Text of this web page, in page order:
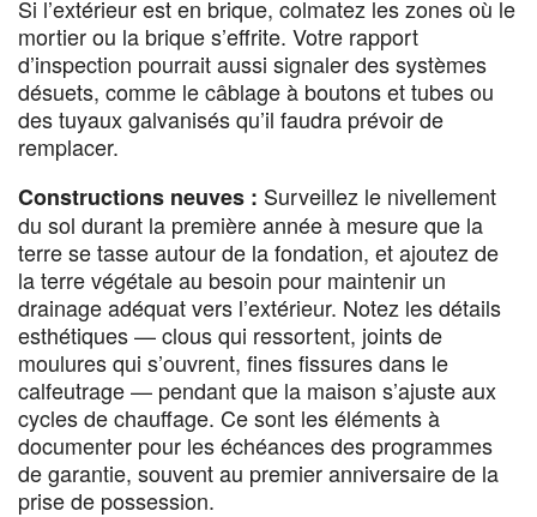
Si l’extérieur est en brique, colmatez les zones où le
mortier ou la brique s’effrite. Votre rapport
d’inspection pourrait aussi signaler des systèmes
désuets, comme le câblage à boutons et tubes ou
des tuyaux galvanisés qu’il faudra prévoir de
remplacer.
Constructions neuves : Surveillez le nivellement
du sol durant la première année à mesure que la
terre se tasse autour de la fondation, et ajoutez de
la terre végétale au besoin pour maintenir un
drainage adéquat vers l’extérieur. Notez les détails
esthétiques — clous qui ressortent, joints de
moulures qui s’ouvrent, fines fissures dans le
calfeutrage — pendant que la maison s’ajuste aux
cycles de chauffage. Ce sont les éléments à
documenter pour les échéances des programmes
de garantie, souvent au premier anniversaire de la
prise de possession.